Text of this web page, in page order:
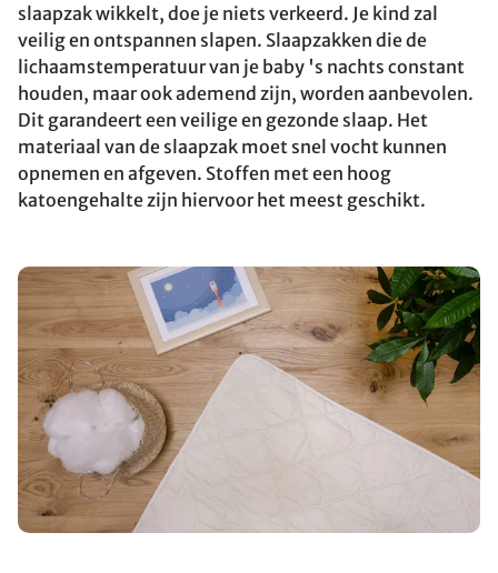
slaapzak wikkelt, doe je niets verkeerd. Je kind zal
veilig en ontspannen slapen. Slaapzakken die de
lichaamstemperatuur van je baby 's nachts constant
houden, maar ook ademend zijn, worden aanbevolen.
Dit garandeert een veilige en gezonde slaap. Het
materiaal van de slaapzak moet snel vocht kunnen
opnemen en afgeven. Stoffen met een hoog
katoengehalte zijn hiervoor het meest geschikt.